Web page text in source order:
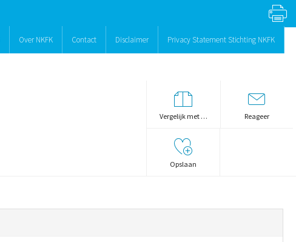
Over NKFK Contact Disclaimer Privacy Statement Stichting NKFK
Vergelijk met … Reageer
Opslaan